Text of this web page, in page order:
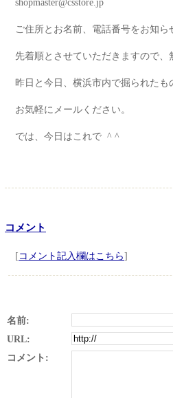
shopmaster@csstore.jp
ご住所とお名前、電話番号をお知ら
先着順とさせていただきますので、
昨日と今日、横浜市内で掘られたも
お気軽にメールください。
では、今日はこれで ^ ^
コメント
[ コメント記入欄はこちら]
名前:
URL:
コメント: